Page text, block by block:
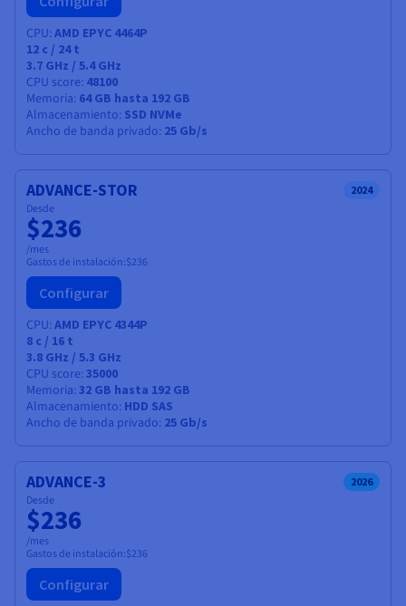
CPU AMD EPYC 4464P
12 c / 24t
3.7 GHz / 5.4 GHz
CPU score 48100
Memoria 64 GB hasta 192 GB
Almacenamiento SSD NVMe
Ancho de banda privado 25 Gb/s
ADVANCE-STOR 2024
Desde
$236
/mes
Gastos de instalación:$236
Configurar
CPU AMD EPYC 4344P
8 c / 16 t
3.8 GHz / 5.3 GHz
CPU score 35000
Memoria 32 GB hasta 192 GB
Almacenamiento HDD SAS
Ancho de banda privado 25 Gb/s
ADVANCE-3 2026
Desde
$236
/mes
Gastos de instalación:$236
Configurar